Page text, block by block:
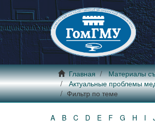
Главная Материалы
Актуальные проблемы
Фильтр по теме
A B C D E F G H I